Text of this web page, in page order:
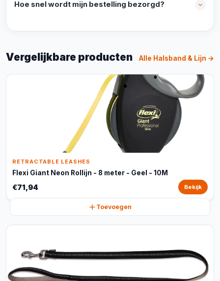
Hoe snel wordt mijn bestelling bezorgd?
Vergelijkbare producten Alle Halsband & Lijn →
RETRACTABLE LEASHES
Flexi Giant Neon Rollijn - 8 meter - Geel - 10M
€71,94 Bekijk
Toevoegen